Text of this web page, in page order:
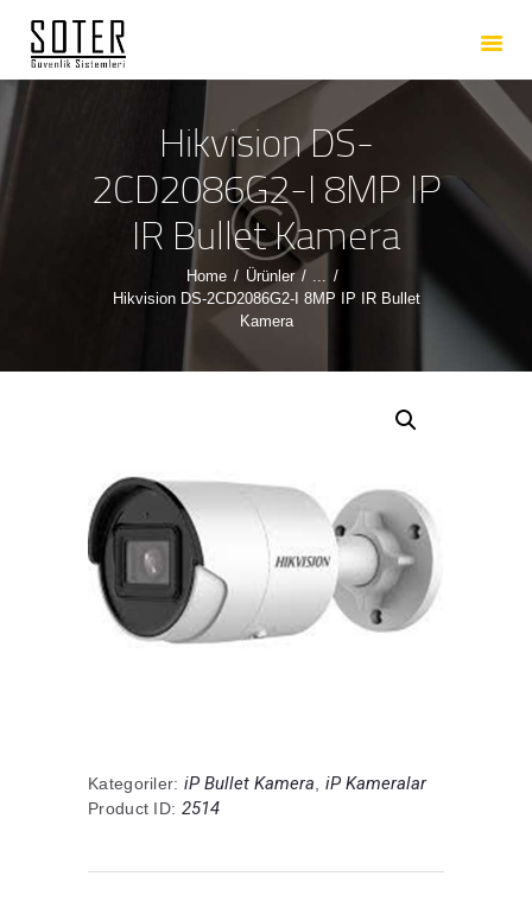
Hikvision DS-
2CD2086G2-I 8MP IP
IR Bullet Kamera
Home Ürünler
...
Hikvision DS-2CD2086G2-I 8MP IP IR Bullet
Kamera
ANASAYFA
HAKKIMIZDA
HIZMETLERIMIZ
ÜRÜNLERIMIZ
REFERANSLARIMIZ
İLETIŞIM
Kategoriler: iP Bullet Kamera iP Kameralar
Product ID: 2514